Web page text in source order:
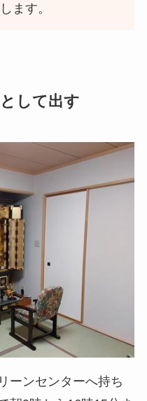
ます。
して出す
ーンセンターへ持ち